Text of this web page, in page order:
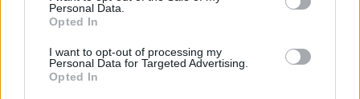
Personal Data.
Opted In
I want to opt-out of processing my
Personal Data for Targeted Advertising.
Opted In
Ausztriára, mely villámárvízként súlytotta a
legforgalmasabb vasútvonala, a Westbahn is súlyos
károkat szenvedett, a víz óriási pusztítást végzett. A